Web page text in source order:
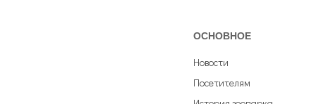
ОСНОВНОЕ
Новости
Посетителям